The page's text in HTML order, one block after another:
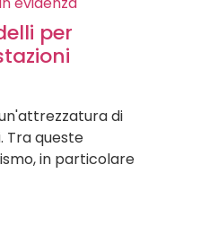
per
di
Tra queste
in particolare